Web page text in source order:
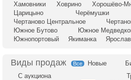
Хамовники
Ховрино Хорошёво-
Царицыно
Черёмушки
Чертаново Центральное
Южное Бутово
Южное
Южнопортовый
Якиманка
Все Новые
С аукциона